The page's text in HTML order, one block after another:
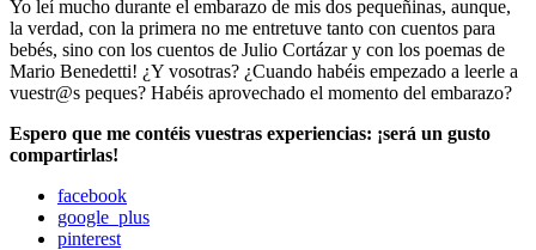
Yo leí mucho durante el embarazo de mis dos pequeñinas, aunque,
la verdad, con la primera no me entretuve tanto con cuentos para
bebés, sino con los cuentos de Julio Cortázar y con los poemas de
Mario Benedetti! ¿Y vosotras? ¿Cuando habéis empezado a leerle a
vuestr@s peques? Habéis aprovechado el momento del embarazo?
Espero que me contéis vuestras experiencias: ¡será un gusto
compartirlas!
facebook
google_plus
pinterest